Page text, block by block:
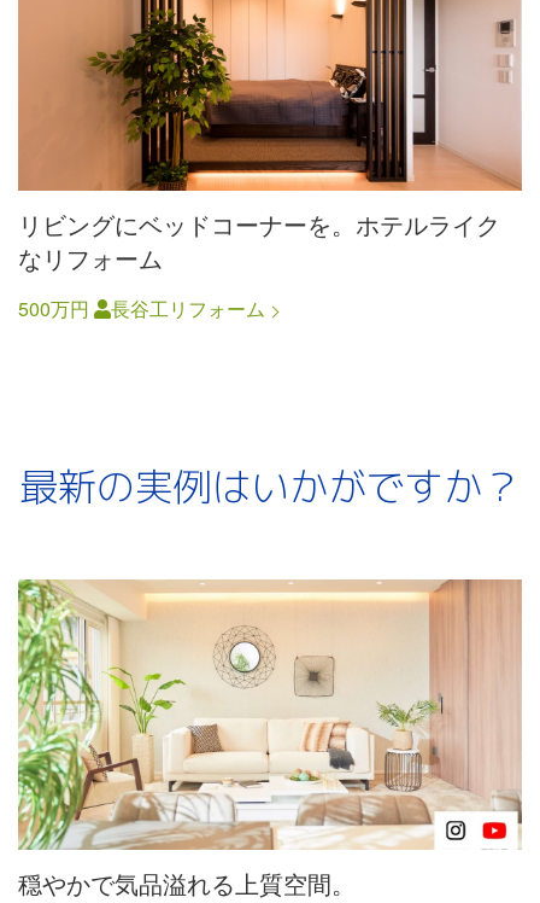
リビングにベッドコーナーを。ホテルライク
なリフォーム
500万円 長谷工リフォーム
最新の実例はいかがですか？
穏やかで気品溢れる上質空間。